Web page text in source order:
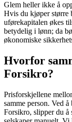
Glem heller ikke å
Hvis du kjøper større
uførekapitalen økes
betydelig i lønn; da
økonomiske
Hvorfor
Forsikro?
Prisforskjellene
samme person. Ved
Forsikro, slipper du å